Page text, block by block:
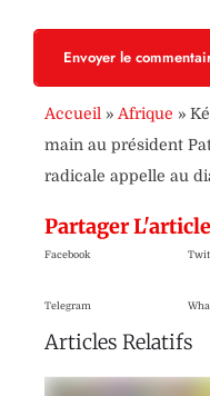
Envoyer le
Accueil » Afrique »
main au président
radicale appelle au
Partager
Facebook
Telegram
Articles Relatifs